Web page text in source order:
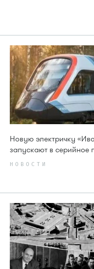
Новую электричку
запускают в серийное
НОВОСТИ